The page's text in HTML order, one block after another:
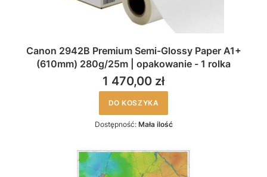
Canon 2942B Premium Semi-Glossy Paper A1+
(610mm) 280g/25m | opakowanie - 1 rolka
1 470,00 zł
DO KOSZYKA
Dostępność: Mała ilość